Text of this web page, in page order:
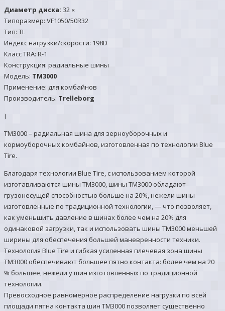
Диаметр диска: 32 «
Типоразмер: VF1050/50R32
Тип: TL
Индекс нагрузки/скорости: 198D
Класс TRA: R-1
Конструкция: радиальные шины
Модель: TM3000
Применение: для комбайнов
Производитель: Trelleborg
]
TM3000 – радиальная шина для зерноуборочных и
кормоуборочных комбайнов, изготовленная по технологии Blue
Tire.
Благодаря технологии Blue Tire, с использованием которой
изготавливаются шины TM3000, шины TM3000 обладают
грузонесущей способностью больше на 20%, нежели шины
изготовленные по традиционной технологии, — что позволяет,
как уменьшить давление в шинах более чем на 20% для
одинаковой загрузки, так и использовать шины TM3000 меньшей
ширины для обеспечения большей маневренности техники.
Технология Blue Tire и гибкая усиленная плечевая зона шины
TM3000 обеспечивают большее пятно контакта: более чем на 20
% большее, нежели у шин изготовленных по традиционной
технологии.
Превосходное равномерное распределение нагрузки по всей
площади пятна контакта шин TM3000 позволяет существенно